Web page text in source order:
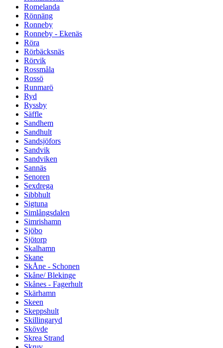
Romelanda
Rönnäng
Ronneby
Ronneby - Ekenäs
Röra
Rörbäcksnäs
Rörvik
Rossmåla
Rossö
Runmarö
Ryd
Ryssby
Säffle
Sandhem
Sandhult
Sandsjöfors
Sandvik
Sandviken
Sannäs
Senoren
Sexdrega
Sibbhult
Sigtuna
Simlångsdalen
Simrishamn
Sjöbo
Sjötorp
Skalhamn
Skane
SkÅne - Schonen
Skåne/ Blekinge
Skånes - Fagerhult
Skärhamn
Skeen
Skeppshult
Skillingaryd
Skövde
Skrea Strand